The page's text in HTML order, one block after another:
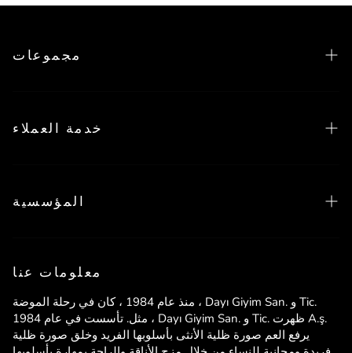
مجموعات
كل فساتين السهرة
جميع مجموعة المكاتب
خدمة العملاء
خدمة العملاء
تحذير قانوني
المؤسسية
تواصل
الأسئلة المتداولة
عقد المبيعات عن بعد
معلومات عنا
منذ عام 1984 ، كان في رحلة الموضة ، Dayı Giyim San. و Tic.
مثل. تأسست في عام 1984 ، Dayı Giyim San. و Tic. ظهرت A.ş.
يرفع العم صورة ظلية الأنثى بأسلوبها الفريد وخلق صورة ظلية